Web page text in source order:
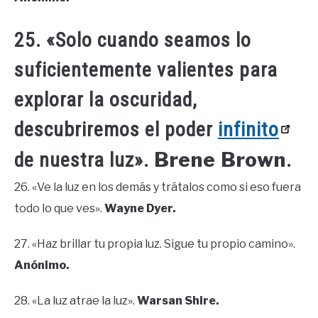
25. «Solo cuando seamos lo
suficientemente valientes para
explorar la oscuridad,
descubriremos el poder infinito
de nuestra luz». Brene Brown.
26. «Ve la luz en los demás y trátalos como si eso fuera
todo lo que ves». Wayne Dyer.
27. «Haz brillar tu propia luz. Sigue tu propio camino».
Anónimo.
28. «La luz atrae la luz». Warsan Shire.